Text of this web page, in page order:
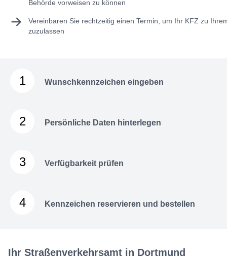
Behörde vorweisen zu können
Vereinbaren Sie rechtzeitig einen Termin, um Ihr KFZ zu
zuzulassen
1 Wunschkennzeichen eingeben
2 Persönliche Daten hinterlegen
3 Verfügbarkeit prüfen
4 Kennzeichen reservieren und bestellen
Ihr Straßenverkehrsamt in Dortmund